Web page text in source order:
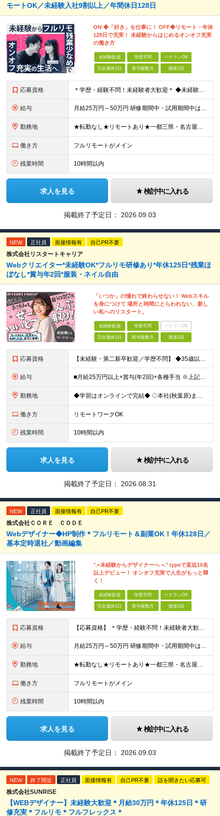
モートOK／未経験入社9割以上／年間休日128日
ON ◆「好き」を仕事に！ OFF◆リモート・年休
128日で充実！ 未経験からはじめるオンオフ充実
の働き方
未経験歓迎 学歴不問 ベテランOK
完全週休2日 賞与複数月 面接1回
応募資格 ＊学歴・経験不問！未経験者大歓迎＊ ◆未経験からWebクリエイターとして働いてみたい方 ◆第二新卒・ブランクのある方も大歓迎！ ★学歴・知識・経験は一切問いません！ ★面接は「ポートフォリオ」「実
給与 月給25万円～50万円 研修期間中・試用期間中は給与が異なります。 >>研修期間中（入社6ヶ月後）の給与 一律：月給21万円～50万円 >>試用期間中（6ヶ月）の給与 関東：月給21万円～ 関西
勤務地 ★転勤なし★リモートあり★一都三県・名古屋・関西・九州 ◎案件によって ┗完全在宅勤務（フルリモート）も可能！ ┗希望に応じて幅広い働き方やプランが選べます！ ◆本社または一都三県 （東京都・
働き方 フルリモートがメイン
残業時間 10時間以内
求人を見る 検討中に入れる
掲載終了予定日： 2026.09.03
NEW 正社員 面接情報有 自己PR不要
株式会社リスタートキャリア
Webクリエイター*未経験OK*フルリモ研修あり*年休125日*残業ほ
ぼなし*賞与年2回*服装・ネイル自由
「いつか」の憧れで終わらせない！ Webスキル
を身につけて 場所と時間にとらわれない、新し
い私へのリスタート。
未経験歓迎 学歴不問 ベテランOK
完全週休2日 賞与複数月 面接1回
応募資格 【未経験・第二新卒歓迎／学歴不問】 ◆35歳以下の方（若年層の長期キャリア形成を図るため) ◆お人柄・意欲重視の採用です！ ＜こんな方は大歓迎！＞ ・SNSや動画を見るのが好きで、トレンドに敏感 ・
給与 ■月給25万円以上+賞与(年2回)+各種手当 ※上記給与には、固定残業代（月20時間分／32,400円）、 AIツール支援費（10,000円）が含まれます ※これまでの経験・スキル・前職の給与を考
勤務地 ◆学習はオンラインで完結◆ ◇本社(秋葉原)または一都三県のクライアント先 ※勤務地につきましては、ご相談の上で配属 ＜本社＞ ◇東京都台東区台東1-27-11 やわらぎビル2F └または、東京都
働き方 リモートワークOK
残業時間 10時間以内
求人を見る 検討中に入れる
掲載終了予定日： 2026.08.31
NEW 正社員 面接情報有 自己PR不要
株式会社ＣＯＲＥ ＣＯＤＥ
Webデザイナー◆HP制作＊フルリモート＆副業OK！年休128日／
基本定時退社／動画編集
°.⋆未経験からデザイナーへ ⋆.° typeで直近10名
以上デビュー！ オンオフ充実で人生がもっと輝
く！
未経験歓迎 学歴不問 ベテランOK
完全週休2日 賞与複数月 面接1回
応募資格 【応募資格】 ＊学歴・経験不問！未経験者大歓迎＊ ◆未経験からWebクリエイターとして働いてみたい方 ◆第二新卒・ブランクのある方も大歓迎！ ★学歴・知識・経験は一切問いません！ ★面接は「ポート
給与 月給25万円～50万円 研修期間中・試用期間中は給与が異なります。 >>研修期間中（入社6ヶ月後）の給与 一律：月給21万円～50万円 >>試用期間中（6ヶ月）の給与 関東：月給21万円～ 関西
勤務地 ★転勤なし★リモートあり★一都三県・名古屋・関西・九州 ◎案件によって ┗完全在宅勤務（フルリモート）も可能！ ┗希望に応じて幅広い働き方やプランが選べます！ ◆本社または一都三県 （東京都・
働き方 フルリモートがメイン
残業時間 10時間以内
求人を見る 検討中に入れる
掲載終了予定日： 2026.09.03
NEW 終了間近 正社員 面接情報有 自己PR不要 話を聞きたい応募可
株式会社SUNRISE
【WEBデザイナー】未経験大歓迎＊月給30万円＊年休125日＊研
修充実＊フルリモ＊フルフレックス＊